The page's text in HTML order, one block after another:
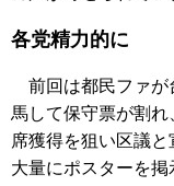
各党精力的に
前回は都民ファが
馬して保守票が割
席獲得を狙い区議
大量にポスターを